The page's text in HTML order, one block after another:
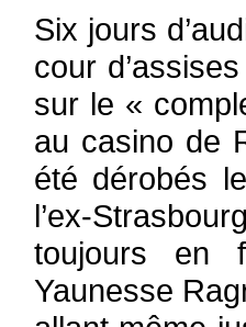
Six jours
cour
sur le «
au casino de
été dérobés
l’ex-
toujours en
Yaunesse